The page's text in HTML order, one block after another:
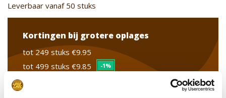
Leverbaar vanaf 50 stuks
Kortingen bij grotere oplages
tot 249 stuks €9.95
tot 499 stuks €9.85 -1%
tot 999 stuks